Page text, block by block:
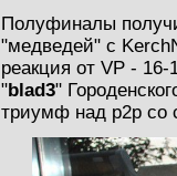
Полуфиналы
"медведей" с
реакция от VP -
"blad3"
триумф над p2p со